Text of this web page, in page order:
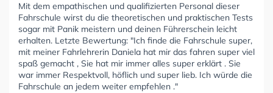
Mit dem empathischen und qualifizierten Personal dieser
Fahrschule wirst du die theoretischen und praktischen Tests
sogar mit Panik meistern und deinen Führerschein leicht
erhalten. Letzte Bewertung: "Ich finde die Fahrschule super,
mit meiner Fahrlehrerin Daniela hat mir das fahren super viel
spaß gemacht , Sie hat mir immer alles super erklärt . Sie
war immer Respektvoll, höflich und super lieb. Ich würde die
Fahrschule an jedem weiter empfehlen ."